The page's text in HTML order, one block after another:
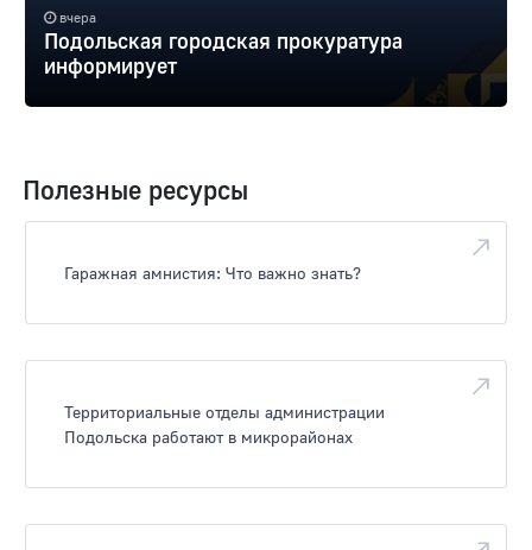
вчера
Подольская городская прокуратура
информирует
Полезные ресурсы
Гаражная амнистия: Что важно знать?
Территориальные отделы администрации
Подольска работают в микрорайонах